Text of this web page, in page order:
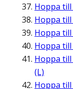
Hoppa till
Hoppa till
Hoppa till
Hoppa till
Hoppa till
(L)
Hoppa till